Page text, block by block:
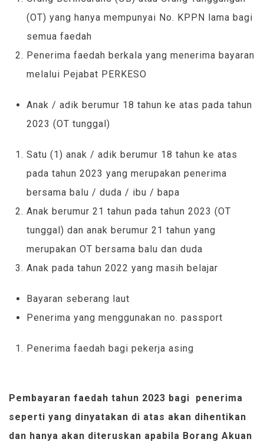
(OT) yang hanya mempunyai No. KPPN lama bagi
semua faedah
Penerima faedah berkala yang menerima bayaran
melalui Pejabat PERKESO
Anak / adik berumur 18 tahun ke atas pada tahun
2023 (OT tunggal)
Satu (1) anak / adik berumur 18 tahun ke atas
pada tahun 2023 yang merupakan penerima
bersama balu / duda / ibu / bapa
Anak berumur 21 tahun pada tahun 2023 (OT
tunggal) dan anak berumur 21 tahun yang
merupakan OT bersama balu dan duda
Anak pada tahun 2022 yang masih belajar
Bayaran seberang laut
Penerima yang menggunakan no. passport
Penerima faedah bagi pekerja asing
Pembayaran faedah tahun 2023 bagi penerima
seperti yang dinyatakan di atas akan dihentikan
dan hanya akan diteruskan apabila Borang Akuan